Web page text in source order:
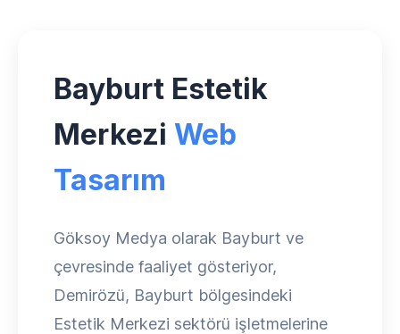
Bayburt Estetik
Merkezi Web
Tasarım
Göksoy Medya olarak Bayburt ve
çevresinde faaliyet gösteriyor,
Demirözü, Bayburt bölgesindeki
Estetik Merkezi sektörü işletmelerine